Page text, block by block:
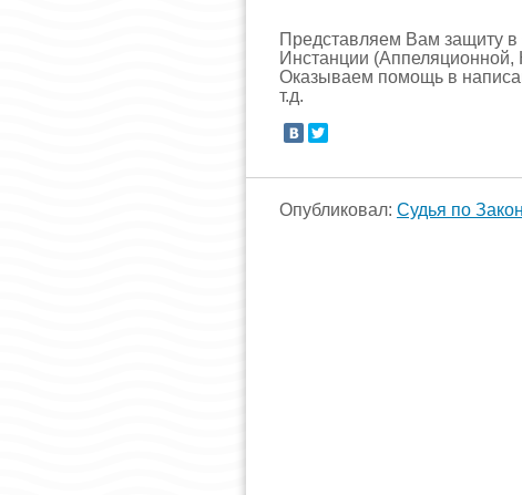
Представляем Вам защиту
Инстанции
Оказываем помощь в
т.д.
Опубликовал: Судья по